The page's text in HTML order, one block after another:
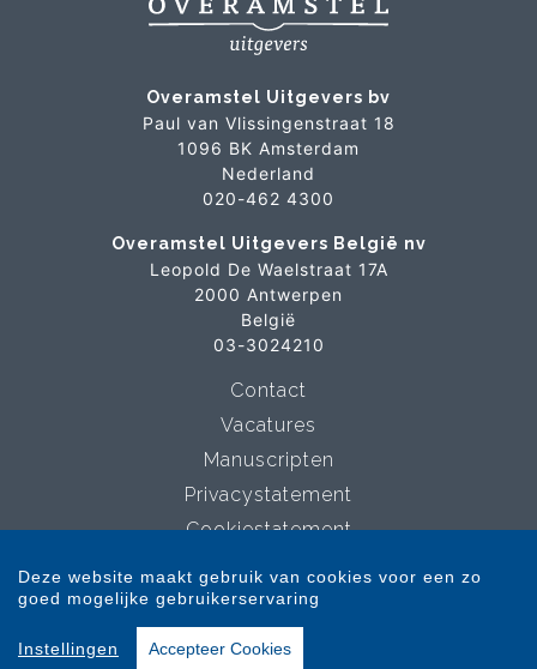
Overamstel Uitgevers bv
Paul van Vlissingenstraat 18
1096 BK Amsterdam
Nederland
020-462 4300
Overamstel Uitgevers België nv
Leopold De Waelstraat 17A
2000 Antwerpen
België
03-3024210
Contact
Vacatures
Manuscripten
Privacystatement
Cookiestatement
Copyright © 2007-2026 Overamstel Uitgevers - Alle rechten voorbehouden -
Ontwerp door
Deze website maakt gebruik van cookies voor een zo
goed mogelijke gebruikerservaring
Instellingen Accepteer Cookies